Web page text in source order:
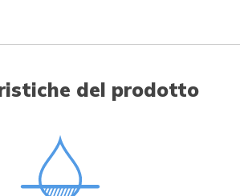
del prodotto